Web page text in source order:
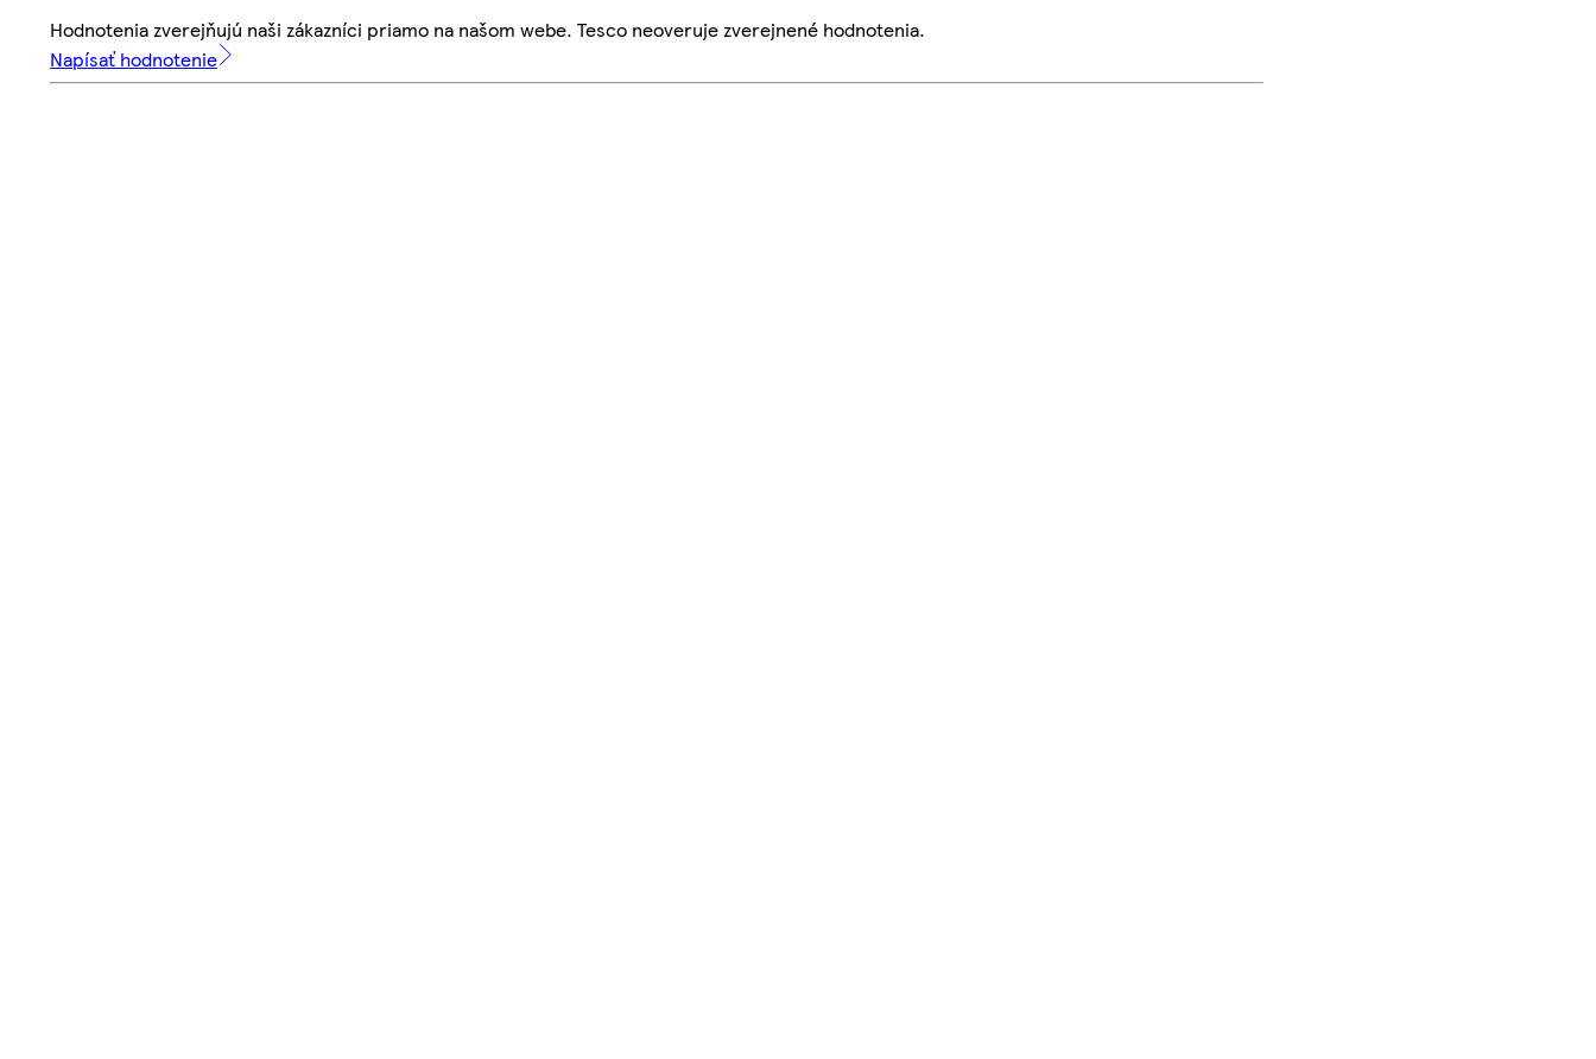
Hodnotenia zverejňujú naši zákazníci priamo na našom webe. Tesco neoveruje zverejnené hodnotenia.
Napísať hodnotenie